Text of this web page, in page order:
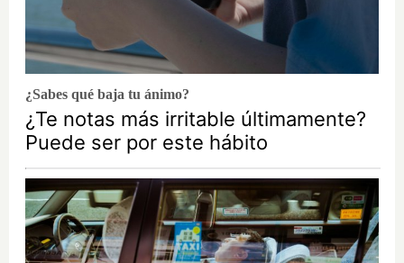
¿Sabes qué baja tu ánimo?
¿Te notas más irritable últimamente?
Puede ser por este hábito